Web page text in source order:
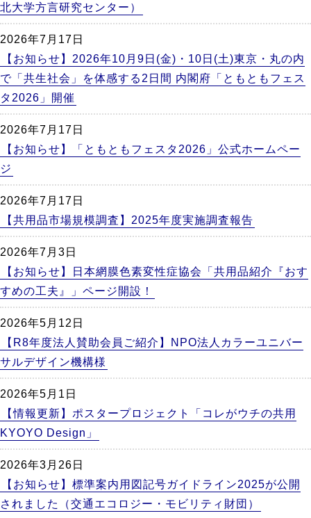
北大学方言研究センター）
2026年7月17日
【お知らせ】2026年10月9日(金)・10日(土)東京・丸の内
で「共生社会」を体感する2日間 内閣府「ともともフェス
タ2026」開催
2026年7月17日
【お知らせ】「ともともフェスタ2026」公式ホームペー
ジ
2026年7月17日
【共用品市場規模調査】2025年度実施調査報告
2026年7月3日
【お知らせ】日本網膜色素変性症協会「共用品紹介『おす
すめの工夫』」ページ開設！
2026年5月12日
【R8年度法人賛助会員ご紹介】NPO法人カラーユニバー
サルデザイン機構様
2026年5月1日
【情報更新】ポスタープロジェクト「コレがウチの共用
KYOYO Design」
2026年3月26日
【お知らせ】標準案内用図記号ガイドライン2025が公開
されました（交通エコロジー・モビリティ財団）